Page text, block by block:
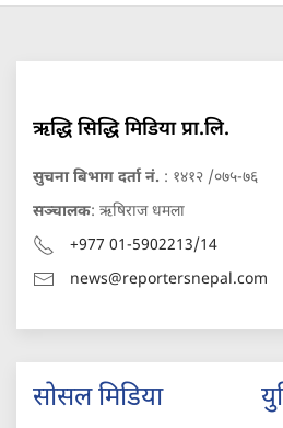
ऋद्धि सिद्धि मिडिया प्रा.लि.
सुचना बिभाग दर्ता नं. : १४१२ /०७५-७६
सञ्चालक: ऋषिराज धमला
+977 01-5902213/14
news@reportersnepal.com
सोसल मिडिया